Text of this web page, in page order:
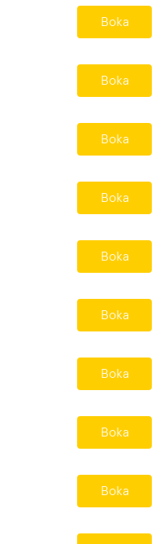
Boka
Boka
Boka
Boka
Boka
Boka
Boka
Boka
Boka